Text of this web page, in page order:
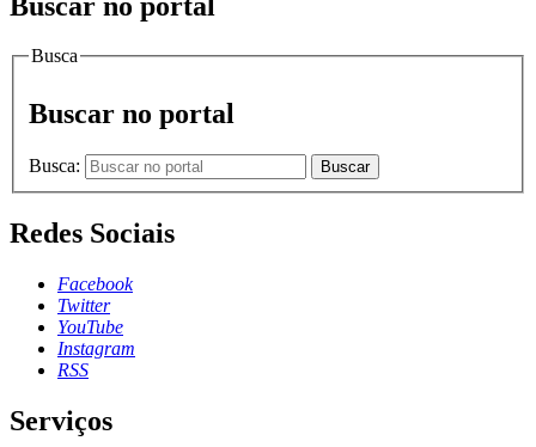
Busca
Buscar no portal
Busca: Buscar
Redes Sociais
Facebook
Twitter
YouTube
Instagram
RSS
Serviços